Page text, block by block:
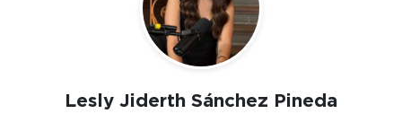
Lesly Jiderth Sánchez Pineda